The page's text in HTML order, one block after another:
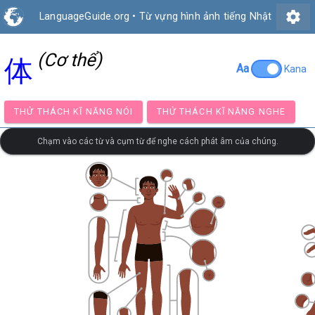
LanguageGuide.org • Từ vựng hình ảnh tiếng Nhật settings
体 (Cơ thể) Aa Kana
THỬ THÁCH KĨ NĂNG NÓI THỬ THÁCH KĨ NĂNG
Chạm vào các từ và cụm từ để nghe cách phát âm của chúng.